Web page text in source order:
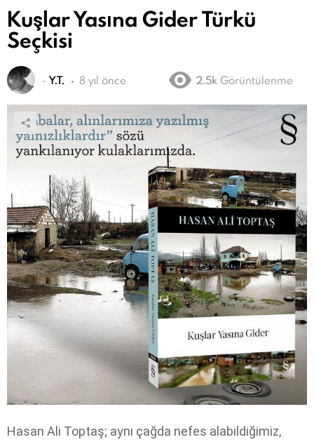
Kuşlar Yasına Gider Türkü
Seçkisi
- Y.T. 8 yıl önce 2.5k Görüntülenme
Hasan Ali Toptaş; aynı çağda nefes alabildiğimiz,